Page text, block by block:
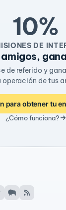
10%
DE
de referido y
operación de tus
para obtener tu
¿Cómo funciona?